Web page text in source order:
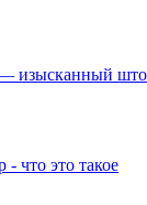
— изысканный
что это такое